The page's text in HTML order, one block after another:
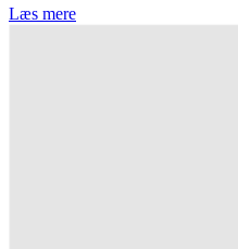
Læs mere